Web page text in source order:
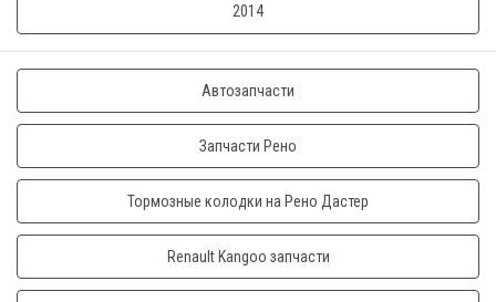
2014
Автозапчасти
Запчасти Рено
Тормозные колодки на Рено Дастер
Renault Kangoo запчасти